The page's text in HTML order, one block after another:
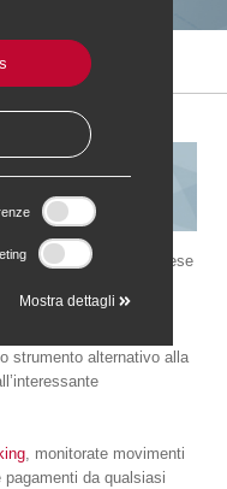
CHF / EUR
CHF /
piccole e medie Imprese
strumento alternativo alla
, monitorate movimenti
da qualsiasi
Mostra dettagli